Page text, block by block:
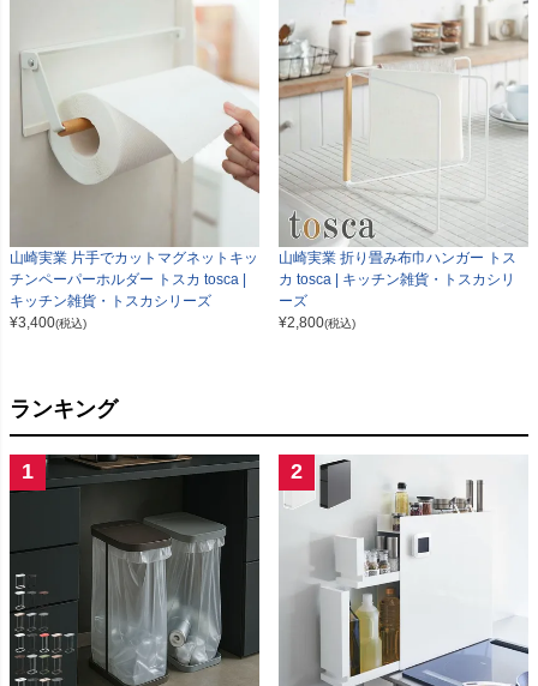
山崎実業 片手でカットマグネットキッ
チンペーパーホルダー トスカ tosca |
キッチン雑貨・トスカシリーズ
¥3,400(税込)
山崎実業 折り畳み布巾ハンガー トス
カ tosca | キッチン雑貨・トスカシリ
ーズ
¥2,800(税込)
ランキング
1 2